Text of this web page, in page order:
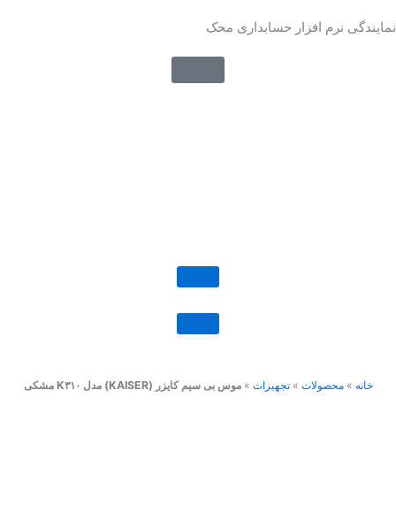
به
نمایندگی نرم افزار حسابداری محک
خانه »محصولات »تجهیزات »موس بی سیم کایزر (KAISER) مدل K۳۱۰ مشکی